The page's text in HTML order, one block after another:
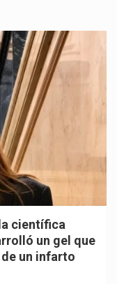
científica
un gel que
un infarto